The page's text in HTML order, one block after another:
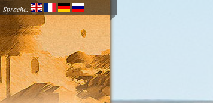
Sprache: